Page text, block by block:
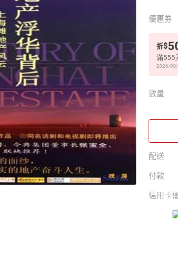
優惠券
折$
滿555
2026/08/
數量
配送
付款
信用卡